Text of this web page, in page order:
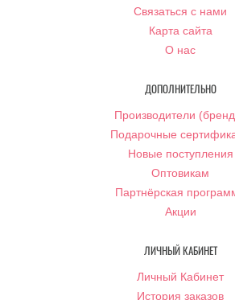
Связаться с нами
Карта сайта
О нас
ДОПОЛНИТЕЛЬНО
Производители
Подарочные
Новые поступления
Оптовикам
Партнёрская
Акции
ЛИЧНЫЙ КАБИНЕТ
Личный Кабинет
История заказов